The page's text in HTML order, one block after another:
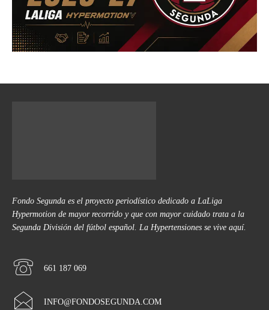
Fondo Segunda es el proyecto periodístico dedicado a LaLiga
Hypermotion de mayor recorrido y que con mayor cuidado trata a la
Segunda División del fútbol español. La Hypertensiones se vive aquí.
661 187 069
INFO@FONDOSEGUNDA.COM